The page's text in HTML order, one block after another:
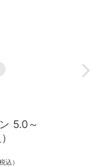
5.0～
込）